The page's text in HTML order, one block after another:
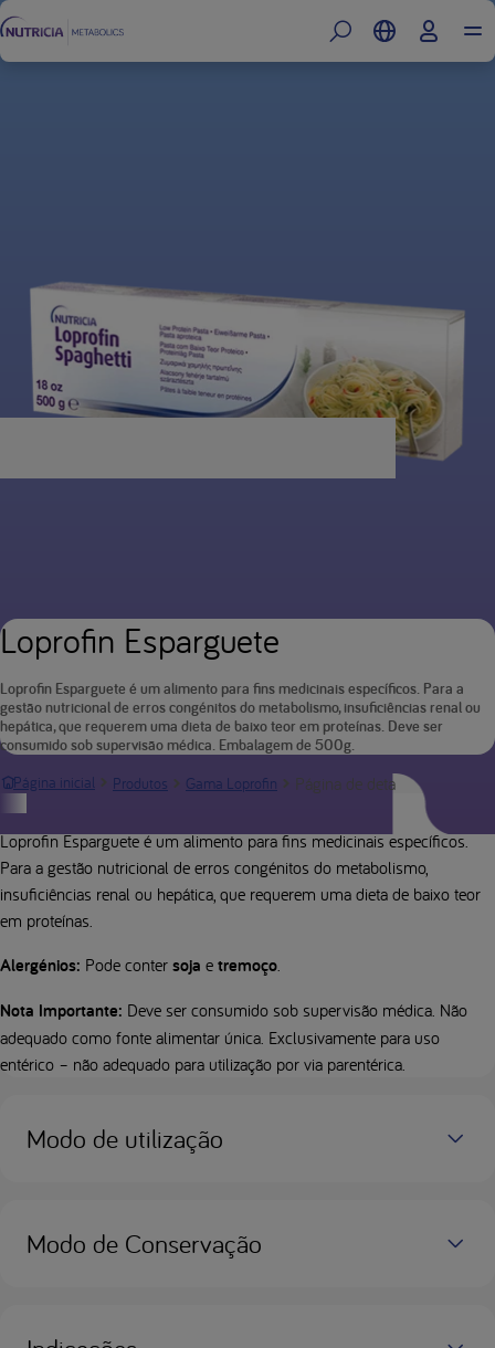
Loprofin Esparguete
Loprofin Esparguete é um alimento para fins medicinais específicos. Para a
gestão nutricional de erros congénitos do metabolismo, insuficiências renal ou
hepática, que requerem uma dieta de baixo teor em proteínas. Deve ser
consumido sob supervisão médica. Embalagem de 500g.
Página inicial
Produtos Gama Loprofin Página de detalhes do
Descrição do produto
Loprofin Esparguete é um alimento para fins medicinais específicos.
Para a gestão nutricional de erros congénitos do metabolismo,
insuficiências renal ou hepática, que requerem uma dieta de baixo teor
em proteínas.
Alergénios: Pode conter soja e tremoço.
Nota Importante: Deve ser consumido sob supervisão médica. Não
adequado como fonte alimentar única. Exclusivamente para uso
entérico – não adequado para utilização por via parentérica.
Modo de utilização
Modo de Conservação